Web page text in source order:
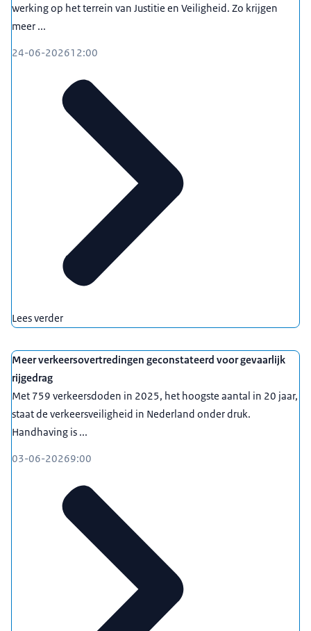
werking op het terrein van Justitie en Veiligheid. Zo krijgen
meer ...
24-06-202612:00
Lees verder
Meer verkeersovertredingen geconstateerd voor gevaarlijk
rijgedrag
Met 759 verkeersdoden in 2025, het hoogste aantal in 20 jaar,
staat de verkeersveiligheid in Nederland onder druk.
Handhaving is ...
03-06-20269:00